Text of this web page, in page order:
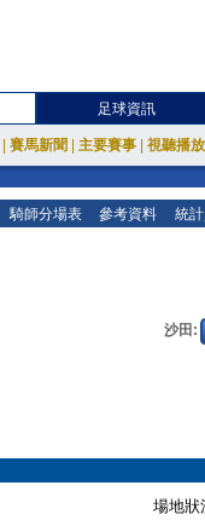
足球資訊
賽馬新聞 主要賽事 視聽播
騎師分場表 參考資料 統
沙田:
場地狀